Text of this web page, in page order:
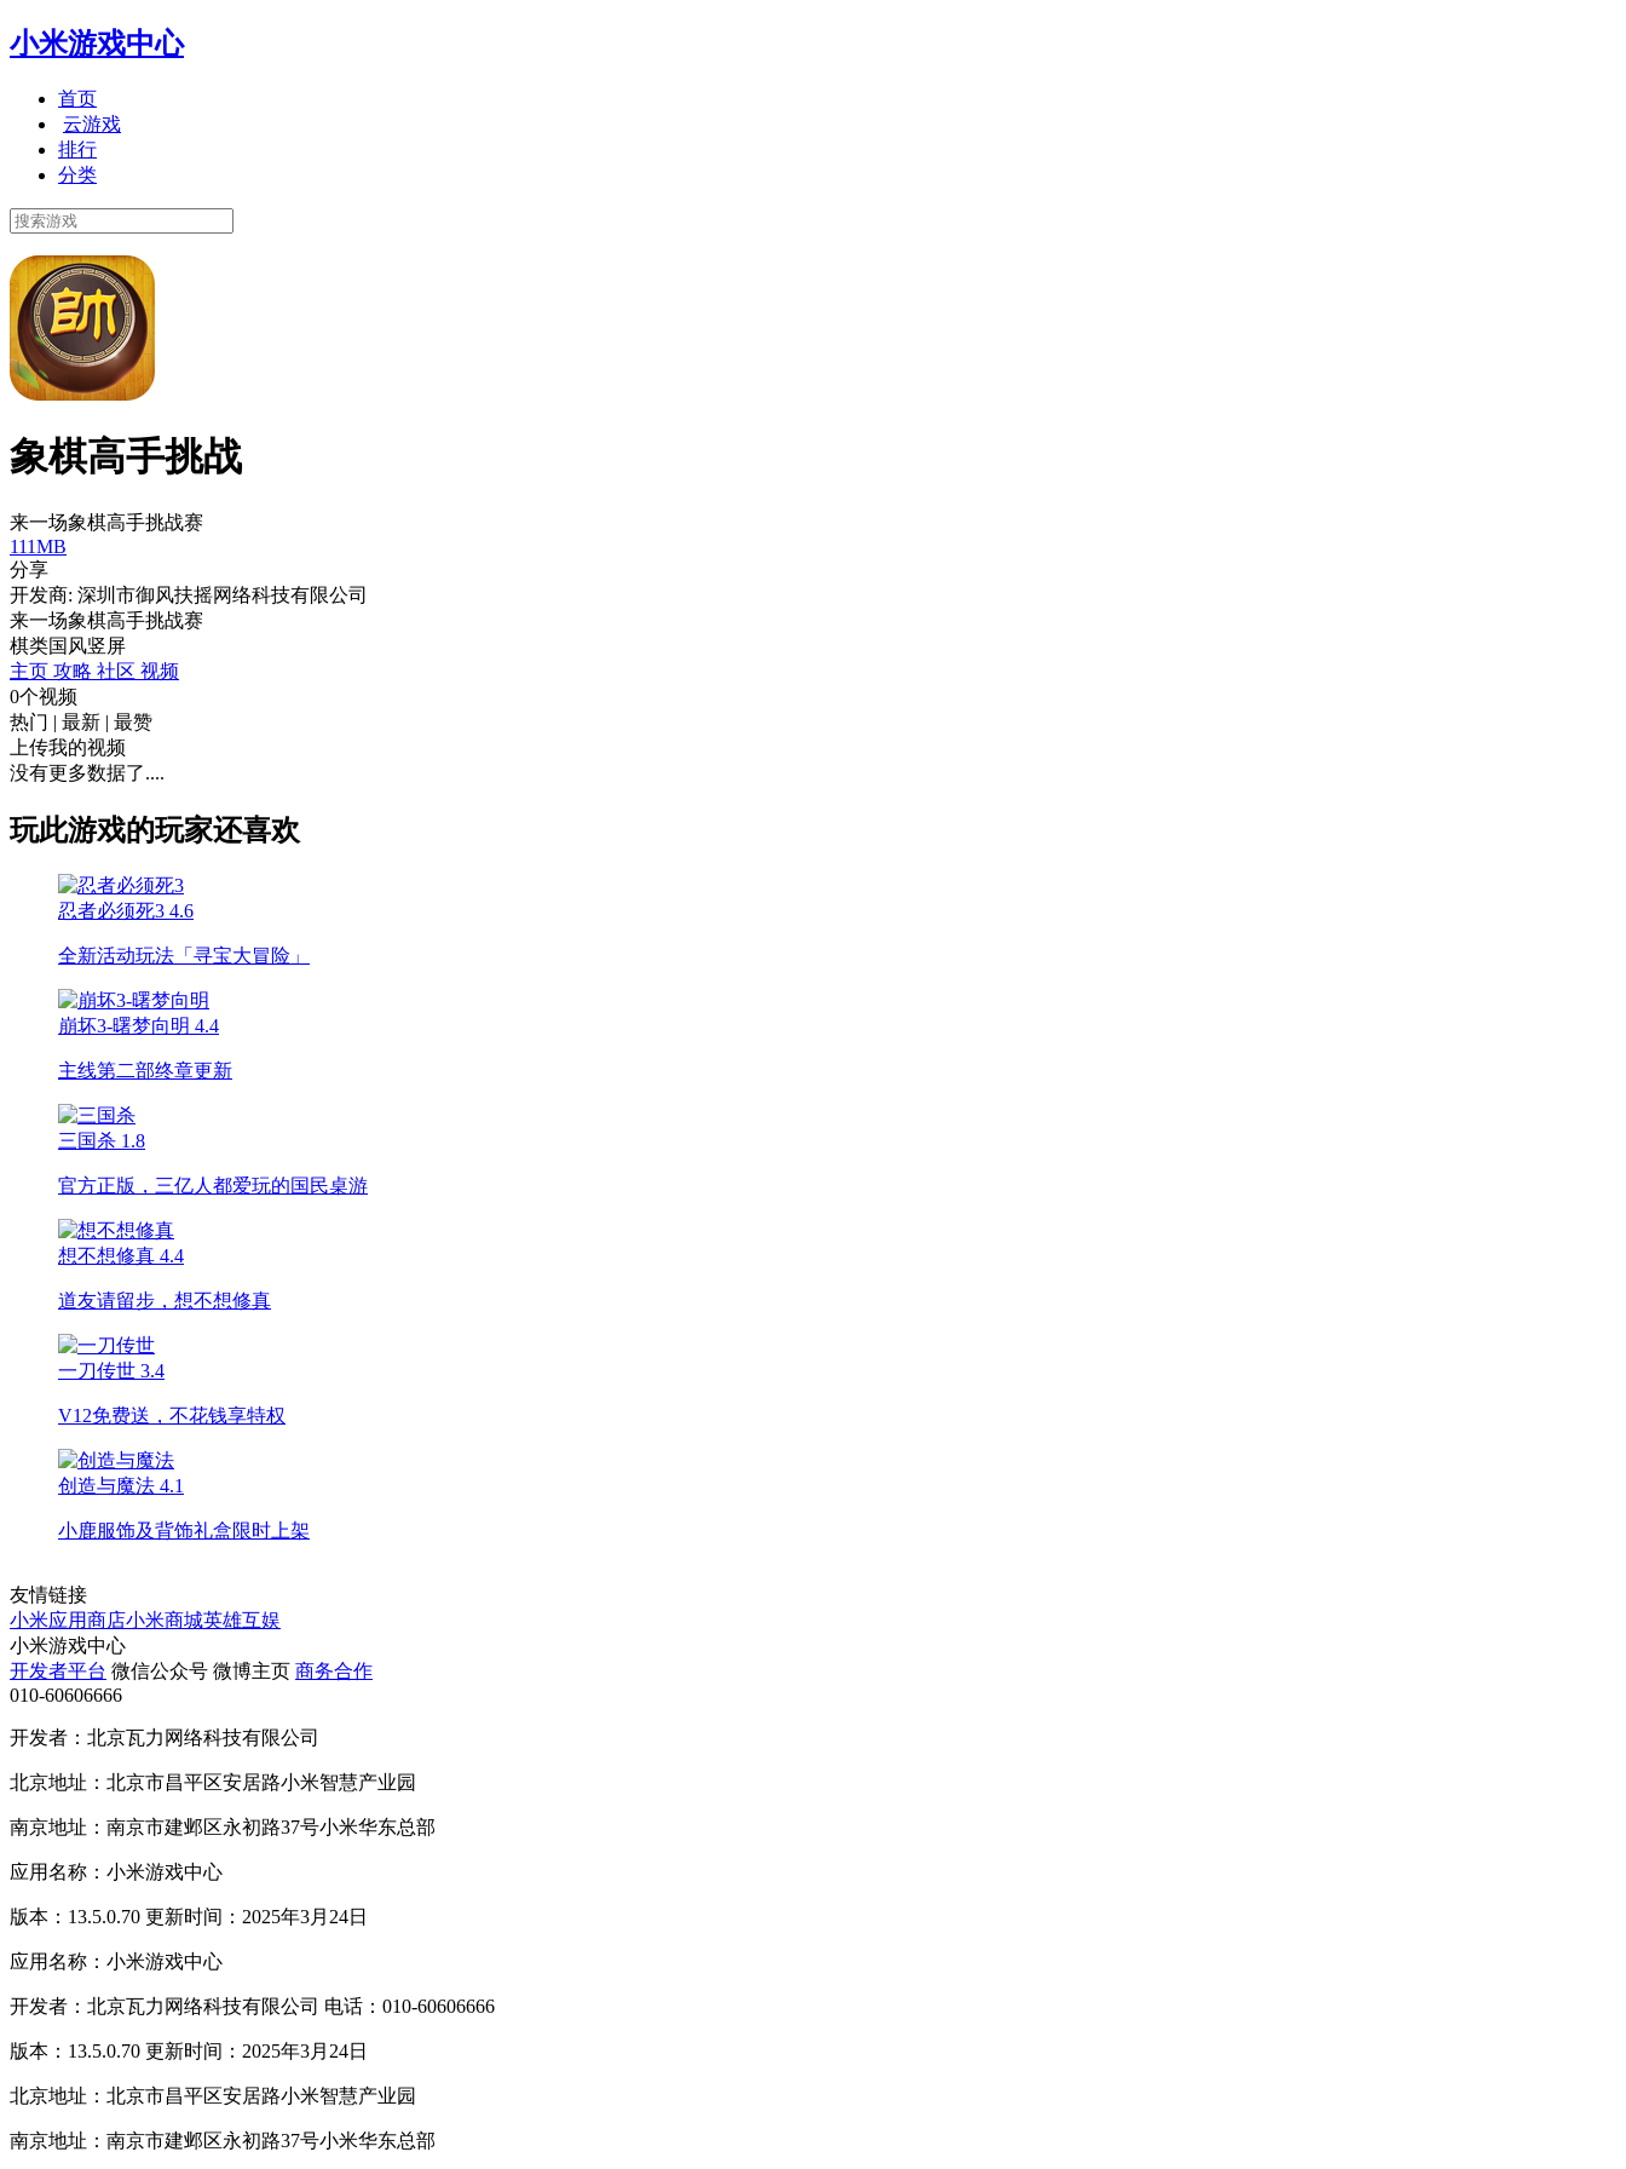
小米游戏中心
首页
云游戏
排行
分类
象棋高手挑战
来一场象棋高手挑战赛
111MB
分享
开发商: 深圳市御风扶摇网络科技有限公司
来一场象棋高手挑战赛
棋类国风竖屏
主页 攻略 社区 视频
0个视频
热门 | 最新 | 最赞
上传我的视频
没有更多数据了....
玩此游戏的玩家还喜欢
忍者必须死3 4.6
全新活动玩法「寻宝大冒险」
崩坏3-曙梦向明 4.4
主线第二部终章更新
三国杀 1.8
官方正版，三亿人都爱玩的国民桌游
想不想修真 4.4
道友请留步，想不想修真
一刀传世 3.4
V12免费送，不花钱享特权
创造与魔法 4.1
小鹿服饰及背饰礼盒限时上架
友情链接
小米应用商店小米商城英雄互娱
小米游戏中心
开发者平台 微信公众号 微博主页 商务合作
010-60606666
开发者：北京瓦力网络科技有限公司
北京地址：北京市昌平区安居路小米智慧产业园
南京地址：南京市建邺区永初路37号小米华东总部
应用名称：小米游戏中心
版本：13.5.0.70 更新时间：2025年3月24日
应用名称：小米游戏中心
开发者：北京瓦力网络科技有限公司 电话：010-60606666
版本：13.5.0.70 更新时间：2025年3月24日
北京地址：北京市昌平区安居路小米智慧产业园
南京地址：南京市建邺区永初路37号小米华东总部